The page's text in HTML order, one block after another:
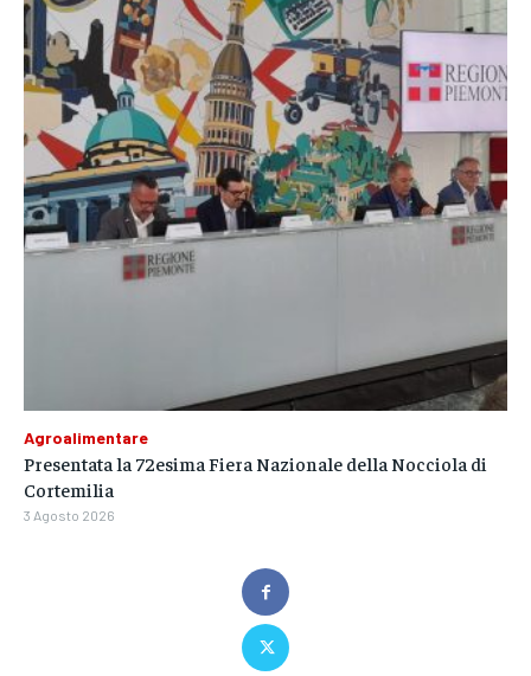
Agroalimentare
Presentata la 72esima Fiera Nazionale della Nocciola di
Cortemilia
3 Agosto 2026